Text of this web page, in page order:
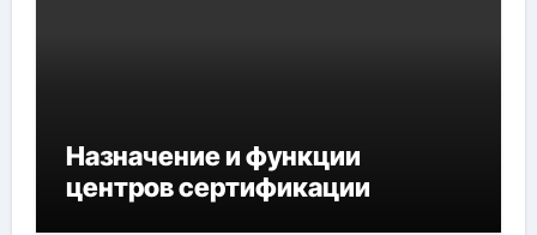
Назначение и функции
центров сертификации